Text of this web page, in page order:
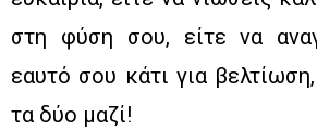
στη φύση σου, είτε να
εαυτό σου κάτι για
τα δύο μαζί!